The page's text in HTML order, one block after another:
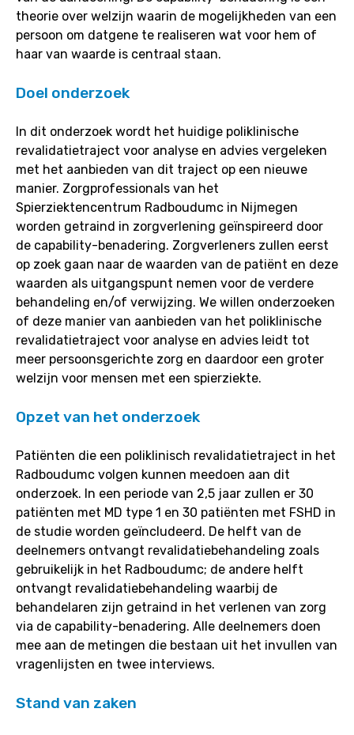
theorie over welzijn waarin de mogelijkheden van een
persoon om datgene te realiseren wat voor hem of
haar van waarde is centraal staan.
Doel onderzoek
In dit onderzoek wordt het huidige poliklinische
revalidatietraject voor analyse en advies vergeleken
met het aanbieden van dit traject op een nieuwe
manier. Zorgprofessionals van het
Spierziektencentrum Radboudumc in Nijmegen
worden getraind in zorgverlening geïnspireerd door
de capability-benadering. Zorgverleners zullen eerst
op zoek gaan naar de waarden van de patiënt en deze
waarden als uitgangspunt nemen voor de verdere
behandeling en/of verwijzing. We willen onderzoeken
of deze manier van aanbieden van het poliklinische
revalidatietraject voor analyse en advies leidt tot
meer persoonsgerichte zorg en daardoor een groter
welzijn voor mensen met een spierziekte.
Opzet van het onderzoek
Patiënten die een poliklinisch revalidatietraject in het
Radboudumc volgen kunnen meedoen aan dit
onderzoek. In een periode van 2,5 jaar zullen er 30
patiënten met MD type 1 en 30 patiënten met FSHD in
de studie worden geïncludeerd. De helft van de
deelnemers ontvangt revalidatiebehandeling zoals
gebruikelijk in het Radboudumc; de andere helft
ontvangt revalidatiebehandeling waarbij de
behandelaren zijn getraind in het verlenen van zorg
via de capability-benadering. Alle deelnemers doen
mee aan de metingen die bestaan uit het invullen van
vragenlijsten en twee interviews.
Stand van zaken